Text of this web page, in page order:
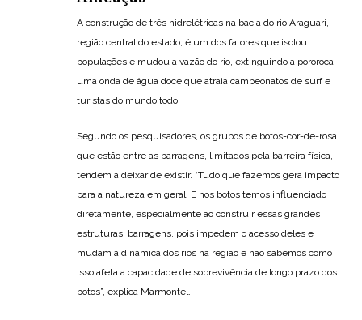
A construção de três hidrelétricas na bacia do rio Araguari,
região central do estado, é um dos fatores que isolou
populações e mudou a vazão do rio, extinguindo a pororoca,
uma onda de água doce que atraia campeonatos de surf e
turistas do mundo todo.
Segundo os pesquisadores, os grupos de botos-cor-de-rosa
que estão entre as barragens, limitados pela barreira física,
tendem a deixar de existir. “Tudo que fazemos gera impacto
para a natureza em geral. E nos botos temos influenciado
diretamente, especialmente ao construir essas grandes
estruturas, barragens, pois impedem o acesso deles e
mudam a dinâmica dos rios na região e não sabemos como
isso afeta a capacidade de sobrevivência de longo prazo dos
botos”, explica Marmontel.